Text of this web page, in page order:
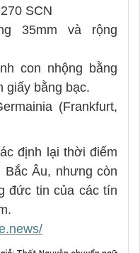
SCN
35mm và rộng
con nhộng bằng
giấy bằng bạc.
(Frankfurt,
định lại thời điểm
Âu, nhưng còn
đức tin của các tín